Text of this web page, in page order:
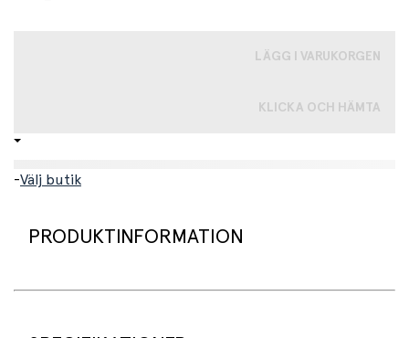
LÄGG I VARUKORGEN
KLICKA OCH HÄMTA
-Välj butik
PRODUKTINFORMATION